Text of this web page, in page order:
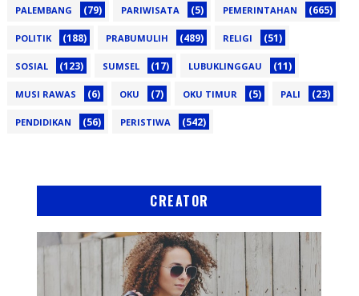
PALEMBANG (79) PARIWISATA (5) PEMERINTAHAN (665)
POLITIK (188) PRABUMULIH (489) RELIGI (51)
SOSIAL (123) SUMSEL (17) LUBUKLINGGAU (11)
MUSI RAWAS (6) OKU (7) OKU TIMUR (5) PALI (23)
PENDIDIKAN (56) PERISTIWA (542)
CREATOR